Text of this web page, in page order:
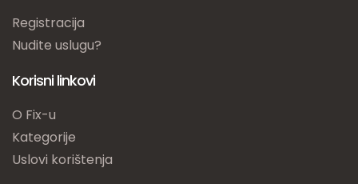
Registracija
Nudite uslugu?
Korisni linkovi
O Fix-u
Kategorije
Uslovi korištenja